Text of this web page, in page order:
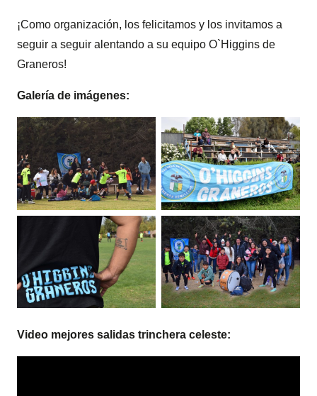
¡Como organización, los felicitamos y los invitamos a
seguir a seguir alentando a su equipo O`Higgins de
Graneros!
Galería de imágenes:
Video mejores salidas trinchera celeste: